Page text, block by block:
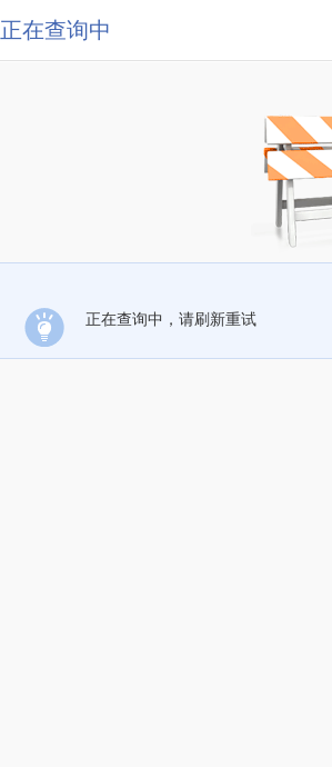
正在查询中
正在查询中，请刷新重试